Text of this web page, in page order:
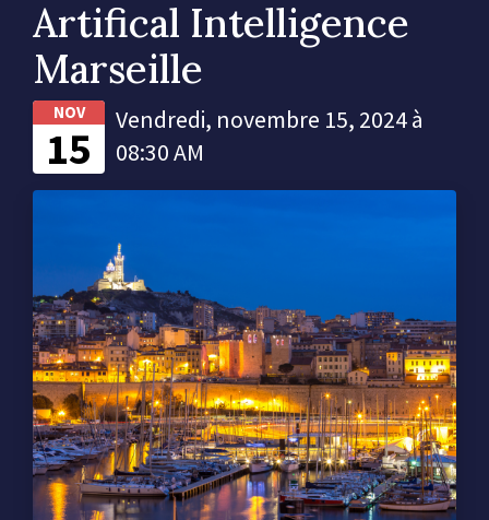
Artifical Intelligence
Marseille
NOV
15
Vendredi, novembre 15, 2024 à
08:30 AM